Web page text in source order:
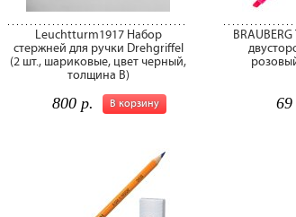
Leuchtturm1917 Набор
стержней для ручки Drehgriffel
(2 шт., шариковые, цвет черный,
толщина В)
В корзину
800 р. 69